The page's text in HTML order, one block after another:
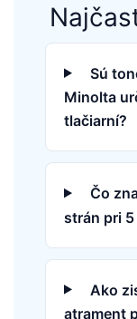
Sú
Minolta
tlačiarní?
Čo
strán pri
Ako
atrament